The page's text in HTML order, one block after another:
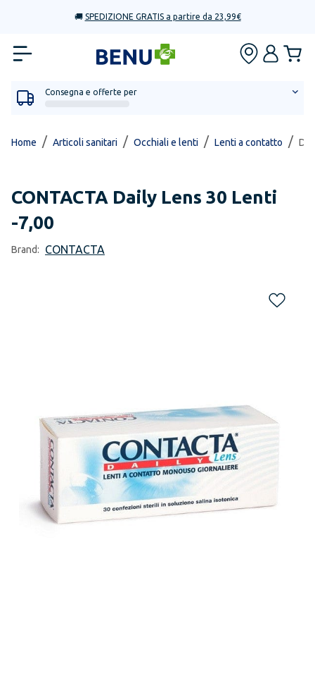
🚚 SPEDIZIONE GRATIS a partire da 23,99€
Consegna e offerte per
Home / Articoli sanitari / Occhiali e lenti / Lenti a contatto /
CONTACTA Daily Lens 30 Lenti
-7,00
Brand: CONTACTA